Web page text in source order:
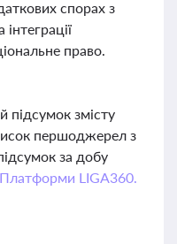
спорах з
право.
змісту
першоджерел з
за добу
Платформи LIGA360.